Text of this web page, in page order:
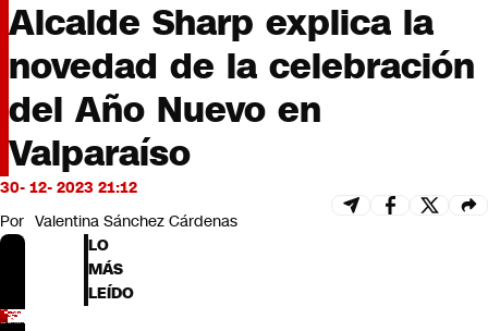
Cultura
Servicios
Bits
CNN tiempo
Futuro 360
Opinión
Alcalde Sharp explica la
novedad de la celebración
del Año Nuevo en
Valparaíso
30- 12- 2023 21:12
Por Valentina Sánchez Cárdenas
LO
MÁS
LEÍDO